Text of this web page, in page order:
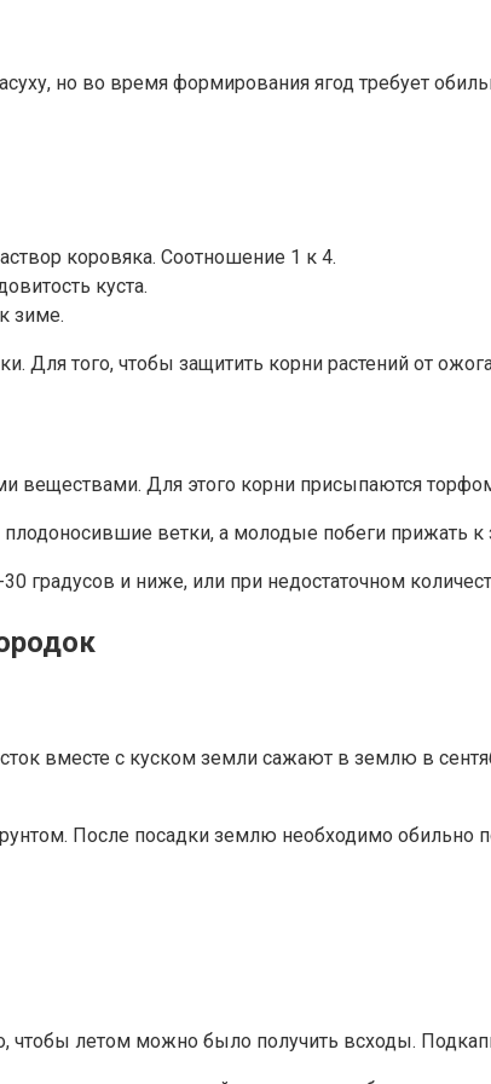
но во время формирования ягод требует
коровяка. Соотношение 1 к 4.
куста.
зиме.
Для того, чтобы защитить корни растений от
веществами. Для этого корни присыпаются
плодоносившие ветки, а молодые побеги
градусов и ниже, или при недостаточном
вместе с куском земли сажают в землю в
После посадки землю необходимо обильно
чтобы летом можно было получить всходы.